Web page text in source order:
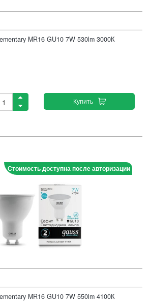
MR16 GU10 7W 530lm 3000К
Купить
Стоимость доступна после авторизации
MR16 GU10 7W 550lm 4100К